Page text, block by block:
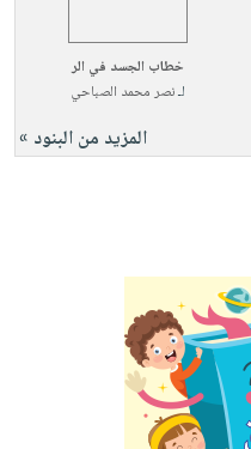
خطاب الجسد في الر
لـنصر محمد الصباحي
المزيد من البنود »